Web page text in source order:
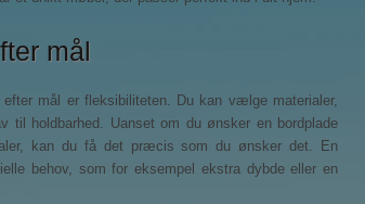
mål
mål er fleksibiliteten. Du kan vælge materialer,
holdbarhed. Uanset om du ønsker en bordplade
kan du få det præcis som du ønsker det. En
behov, som for eksempel ekstra dybde eller en